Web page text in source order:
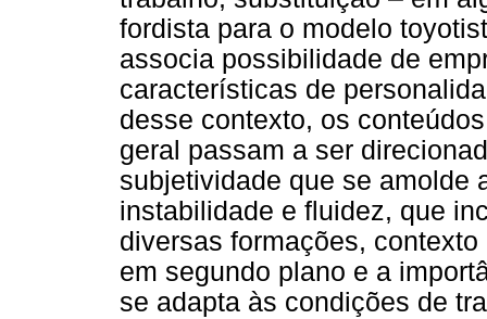
fordista para o modelo
associa possibilidade de
características de
desse contexto, os
geral passam a ser
subjetividade que se amolde
instabilidade e fluidez, que
diversas formações,
em segundo plano e a
se adapta às condições de